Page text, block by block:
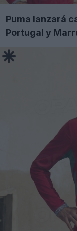
Puma lanzará
Portugal y